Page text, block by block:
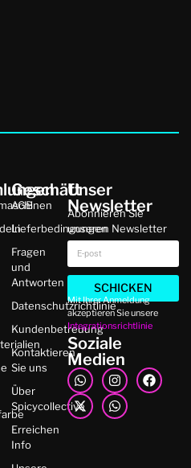
Geschäft
AGB
Lieferbedingungen
Fragen
und
Antworten
Datenschutzrichtlinie
Kundenbetreuung
Kontaktieren
Sie uns
Über
Spicycollective
Erreichen
Info
Unser
Newsletter
Abonnieren Sie
unseren Newsletter
SCHICKEN
Mit Ihrer Anmeldung
akzeptieren Sie unsere
Integrationsrichtlinie
Soziale
Medien